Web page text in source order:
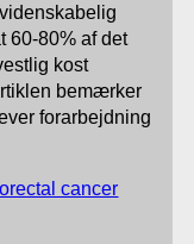
60-80% af det
kost
bemærker
forarbejdning
cancer